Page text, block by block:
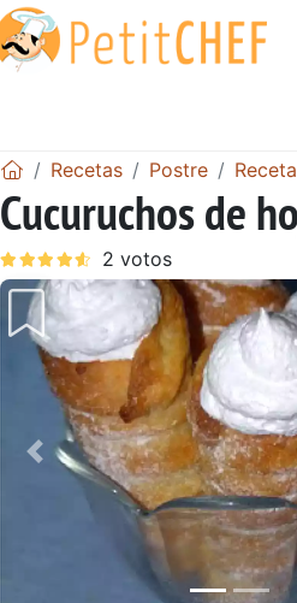
Recetas Postre
Cucuruchos de
Anterior